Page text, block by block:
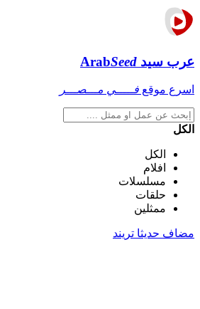
عرب سيد ArabSeed
اسرع موقع فـــــي مـــصـــر
الكل
الكل
افلام
مسلسلات
حلقات
ممثلين
مضاف حديثا تريند